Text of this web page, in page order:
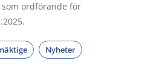
ordförande för
Nyheter